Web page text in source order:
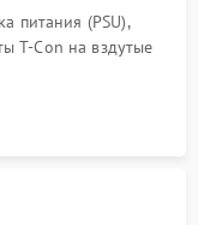
питания (PSU),
T-Con на вздутые
шлейфов.